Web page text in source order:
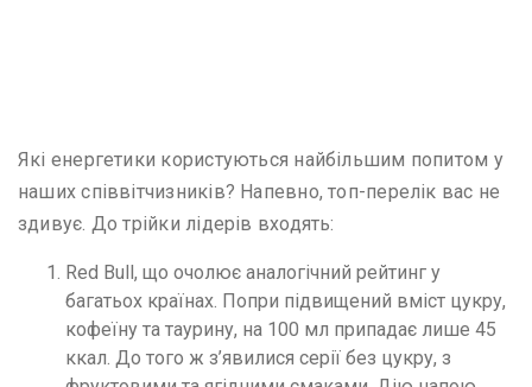
Які енергетики користуються найбільшим попитом у
наших співвітчизників? Напевно, топ-перелік вас не
здивує. До трійки лідерів входять:
Red Bull, що очолює аналогічний рейтинг у
багатьох країнах. Попри підвищений вміст цукру,
кофеїну та таурину, на 100 мл припадає лише 45
ккал. До того ж з’явилися серії без цукру, з